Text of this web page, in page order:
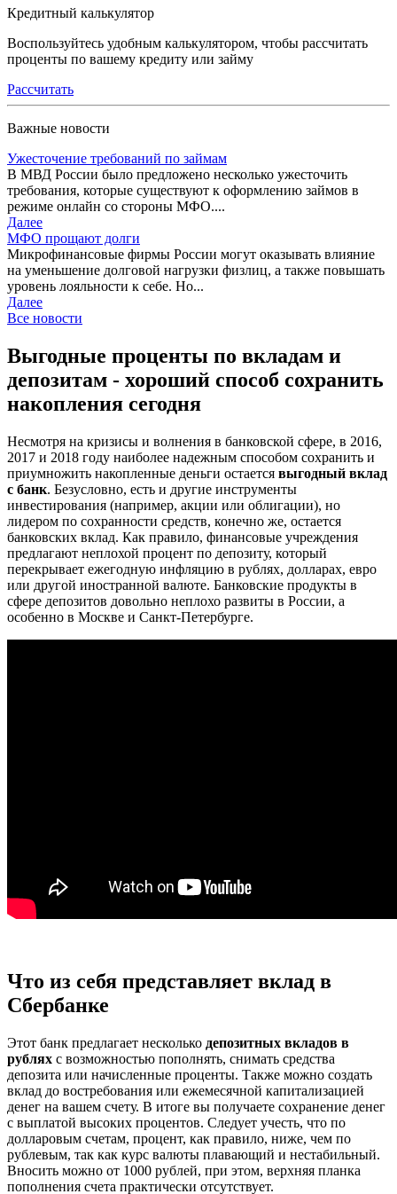
Кредитный калькулятор
Воспользуйтесь удобным калькулятором, чтобы рассчитать
проценты по вашему кредиту или займу
Рассчитать
Важные новости
Ужесточение требований по займам
В МВД России было предложено несколько ужесточить
требования, которые существуют к оформлению займов в
режиме онлайн со стороны МФО....
Далее
МФО прощают долги
Микрофинансовые фирмы России могут оказывать влияние
на уменьшение долговой нагрузки физлиц, а также повышать
уровень лояльности к себе. Но...
Далее
Все новости
Выгодные проценты по вкладам и
депозитам - хороший способ сохранить
накопления сегодня
Несмотря на кризисы и волнения в банковской сфере, в 2016,
2017 и 2018 году наиболее надежным способом сохранить и
приумножить накопленные деньги остается выгодный вклад
с банк. Безусловно, есть и другие инструменты
инвестирования (например, акции или облигации), но
лидером по сохранности средств, конечно же, остается
банковских вклад. Как правило, финансовые учреждения
предлагают неплохой процент по депозиту, который
перекрывает ежегодную инфляцию в рублях, долларах, евро
или другой иностранной валюте. Банковские продукты в
сфере депозитов довольно неплохо развиты в России, а
особенно в Москве и Санкт-Петербурге.
Что из себя представляет вклад в
Сбербанке
Этот банк предлагает несколько депозитных вкладов в
рублях с возможностью пополнять, снимать средства
депозита или начисленные проценты. Также можно создать
вклад до востребования или ежемесячной капитализацией
денег на вашем счету. В итоге вы получаете сохранение денег
с выплатой высоких процентов. Следует учесть, что по
долларовым счетам, процент, как правило, ниже, чем по
рублевым, так как курс валюты плавающий и нестабильный.
Вносить можно от 1000 рублей, при этом, верхняя планка
пополнения счета практически отсутствует.